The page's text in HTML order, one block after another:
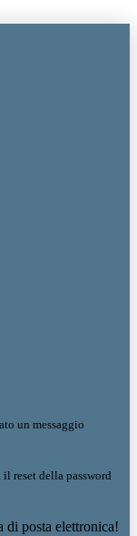
un messaggio
reset della password
di posta elettronica!